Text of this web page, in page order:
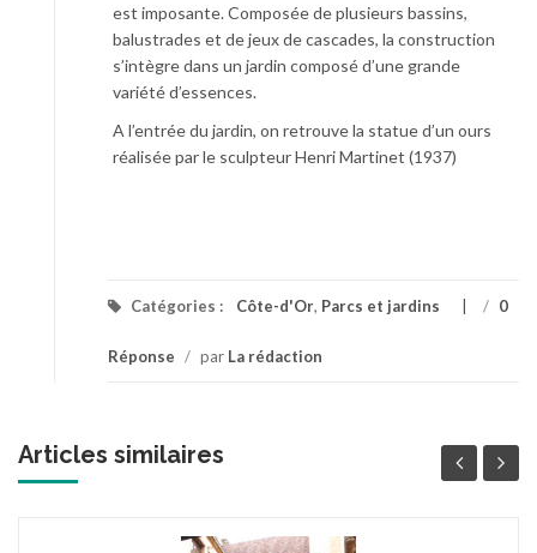
est imposante. Composée de plusieurs bassins,
balustrades et de jeux de cascades, la construction
s’intègre dans un jardin composé d’une grande
variété d’essences.
A l’entrée du jardin, on retrouve la statue d’un ours
réalisée par le sculpteur Henri Martinet (1937)
Catégories : Côte-d'Or, Parcs et jardins / 0
Réponse / par La rédaction
Articles similaires